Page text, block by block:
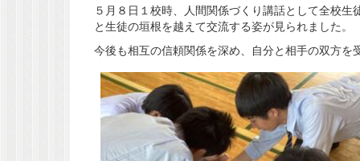
５月８日１校時、人間関係づくり講話として全校
と生徒の垣根を越えて交流する姿が見られました。
今後も相互の信頼関係を深め、自分と相手の双方